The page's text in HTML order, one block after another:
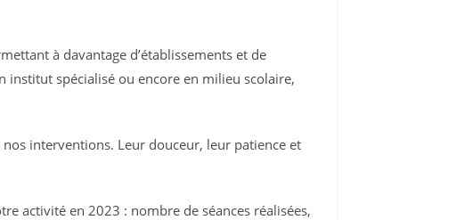
à davantage d’établissements et de
institut spécialisé ou encore en milieu scolaire,
interventions. Leur douceur, leur patience et
activité en 2023 : nombre de séances réalisées,